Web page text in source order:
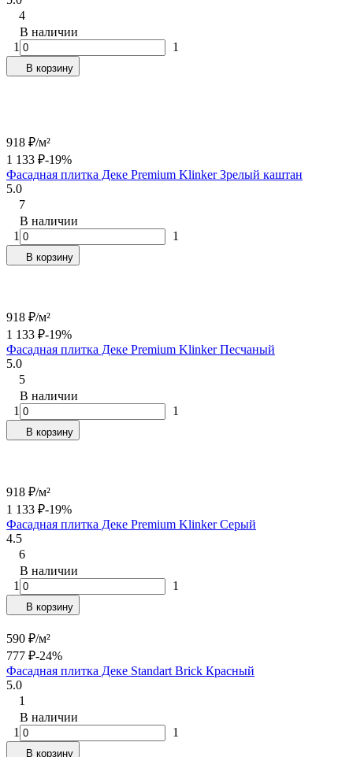
4
В наличии
1
1
В корзину
918 ₽/м²
1 133 ₽-19%
Фасадная плитка Деке Premium Klinker Зрелый каштан
5.0
7
В наличии
1
1
В корзину
918 ₽/м²
1 133 ₽-19%
Фасадная плитка Деке Premium Klinker Песчаный
5.0
5
В наличии
1
1
В корзину
918 ₽/м²
1 133 ₽-19%
Фасадная плитка Деке Premium Klinker Серый
4.5
6
В наличии
1
1
В корзину
590 ₽/м²
777 ₽-24%
Фасадная плитка Деке Standart Brick Красный
5.0
1
В наличии
1
1
В корзину